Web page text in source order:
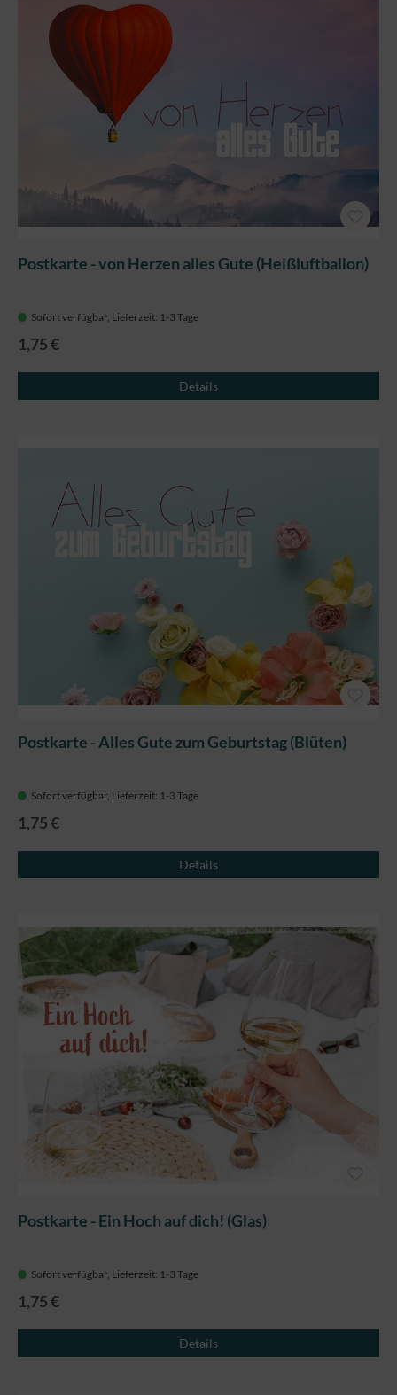
Postkarte - von Herzen alles Gute (Heißluftballon)
Sofort verfügbar, Lieferzeit: 1-3 Tage
1,75 €
Details
Postkarte - Alles Gute zum Geburtstag (Blüten)
Sofort verfügbar, Lieferzeit: 1-3 Tage
1,75 €
Details
Postkarte - Ein Hoch auf dich! (Glas)
Sofort verfügbar, Lieferzeit: 1-3 Tage
1,75 €
Details